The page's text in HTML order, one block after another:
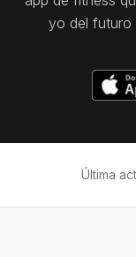
yo del futuro
Última